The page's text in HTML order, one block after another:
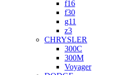
f16
f30
g11
z3
CHRYSLER
300C
300M
Voyager